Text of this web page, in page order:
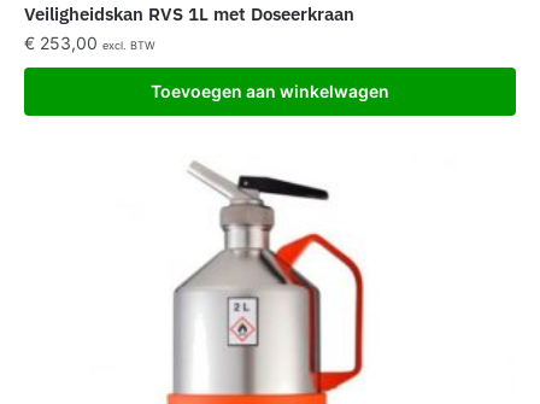
Veiligheidskan RVS 1L met Doseerkraan
€ 253,00 excl. BTW
Toevoegen aan winkelwagen